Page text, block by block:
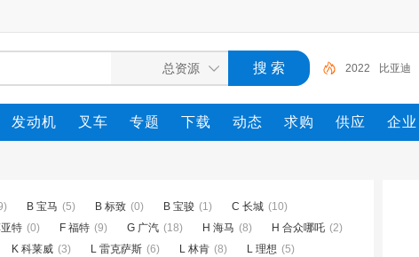
比亚迪 2018
电路图册 一汽
发动机 叉车 专题 下载 动态 求购 供应 企业
B 宝马 (5) B 标致 (0) B 宝骏 (1) C 长城 (10)
亚特 (0) F 福特 (9) G 广汽 (18) H 海马 (8) H 合众哪吒 (2)
K 科莱威 (3) L 雷克萨斯 (6) L 林肯 (8) L 理想 (5)